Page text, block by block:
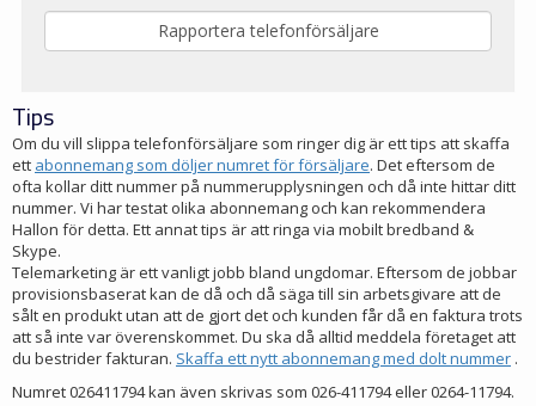
Tips
Om du vill slippa telefonförsäljare som ringer dig är ett tips att skaffa
ett abonnemang som döljer numret för försäljare. Det eftersom de
ofta kollar ditt nummer på nummerupplysningen och då inte hittar ditt
nummer. Vi har testat olika abonnemang och kan rekommendera
Hallon för detta. Ett annat tips är att ringa via mobilt bredband &
Skype.
Telemarketing är ett vanligt jobb bland ungdomar. Eftersom de jobbar
provisionsbaserat kan de då och då säga till sin arbetsgivare att de
sålt en produkt utan att de gjort det och kunden får då en faktura trots
att så inte var överenskommet. Du ska då alltid meddela företaget att
du bestrider fakturan. Skaffa ett nytt abonnemang med dolt nummer .
Numret 026411794 kan även skrivas som 026-411794 eller 0264-11794.